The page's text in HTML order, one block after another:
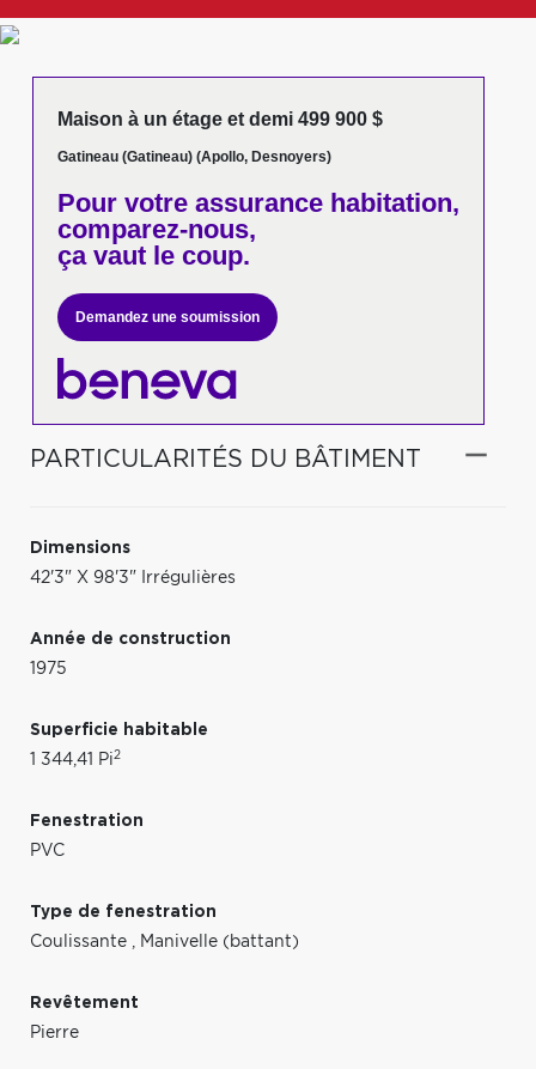
Maison à un étage et demi 499 900 $
Gatineau (Gatineau) (Apollo, Desnoyers)
Pour votreassurance habitation,
comparez-nous,
ça vaut le coup.
Demandez une soumission
PARTICULARITÉS DU BÂTIMENT
Dimensions
42'3" X 98'3" Irrégulières
Année de construction
1975
Superficie habitable
1 344,41 Pi2
Fenestration
PVC
Type de fenestration
Coulissante , Manivelle (battant)
Revêtement
Pierre